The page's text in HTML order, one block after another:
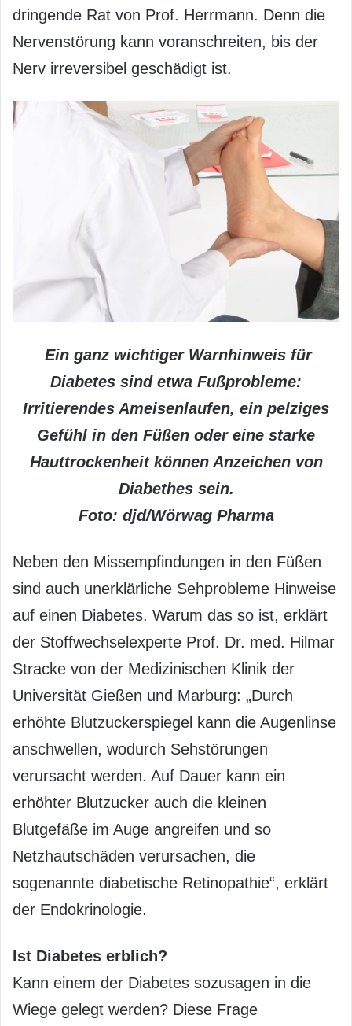
dringende Rat von Prof. Herrmann. Denn die
Nervenstörung kann voranschreiten, bis der
Nerv irreversibel geschädigt ist.
Ein ganz wichtiger Warnhinweis für
Diabetes sind etwa Fußprobleme:
Irritierendes Ameisenlaufen, ein pelziges
Gefühl in den Füßen oder eine starke
Hauttrockenheit können Anzeichen von
Diabethes sein.
Foto: djd/Wörwag Pharma
Neben den Missempfindungen in den Füßen
sind auch unerklärliche Sehprobleme Hinweise
auf einen Diabetes. Warum das so ist, erklärt
der Stoffwechselexperte Prof. Dr. med. Hilmar
Stracke von der Medizinischen Klinik der
Universität Gießen und Marburg: „Durch
erhöhte Blutzuckerspiegel kann die Augenlinse
anschwellen, wodurch Sehstörungen
verursacht werden. Auf Dauer kann ein
erhöhter Blutzucker auch die kleinen
Blutgefäße im Auge angreifen und so
Netzhautschäden verursachen, die
sogenannte diabetische Retinopathie“, erklärt
der Endokrinologie.
Ist Diabetes erblich?
Kann einem der Diabetes sozusagen in die
Wiege gelegt werden? Diese Frage